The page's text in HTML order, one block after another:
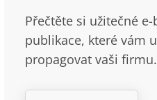
Přečtěte si užitečné
publikace, které vám
propagovat vaši firmu.